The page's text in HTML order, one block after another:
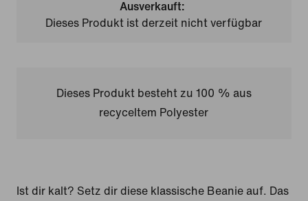
Ausverkauft:
Dieses Produkt ist derzeit nicht verfügbar
Dieses Produkt besteht zu 100 % aus
recyceltem Polyester
Ist dir kalt? Setz dir diese klassische Beanie auf. Das